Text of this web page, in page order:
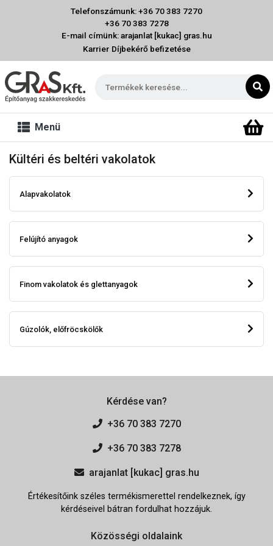
Telefonszámunk: +36 70 383 7270
+36 70 383 7278
E-mail címünk: arajanlat [kukac] gras.hu
Karrier Díjbekérő befizetése
Menü
Kültéri és beltéri vakolatok
Alapvakolatok
Felújító anyagok
Finom vakolatok és glettanyagok
Gúzolók, előfröcskölők
Kérdése van?
+36 70 383 7270
+36 70 383 7278
arajanlat [kukac] gras.hu
Értékesítőink széles termékismerettel rendelkeznek, így
kérdéseivel bátran fordulhat hozzájuk.
Közösségi oldalaink